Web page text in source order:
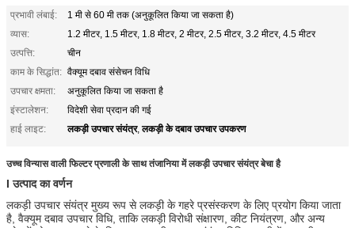
प्रभावी लंबाई:
1 मी से 60 मी तक (अनुकूलित किया जा सकता है)
व्यास:
1.2 मीटर, 1.5 मीटर, 1.8 मीटर, 2 मीटर, 2.5 मीटर, 3.2 मीटर, 4.5 मीटर
उत्पत्ति:
चीन
काम के सिद्धांत: वैक्यूम दबाव संसेचन विधि
उपचार क्षमता:
अनुकूलित किया जा सकता है
इंस्टालेशन:
विदेशी सेवा प्रदान की गई
हाई लाइट:
लकड़ी उपचार संयंत्र,लकड़ी के दबाव उपचार उपकरण
उच्च विन्यास वाली फिल्टर प्रणाली के साथ तंजानिया में लकड़ी उपचार संयंत्र बेचा है
I उत्पाद का वर्णन
लकड़ी उपचार संयंत्र मुख्य रूप से लकड़ी के गहरे प्रसंस्करण के लिए प्रयोग किया जाता
है, वैक्यूम दबाव उपचार विधि, ताकि लकड़ी विरोधी संक्षारण, कीट नियंत्रण, और अन्य